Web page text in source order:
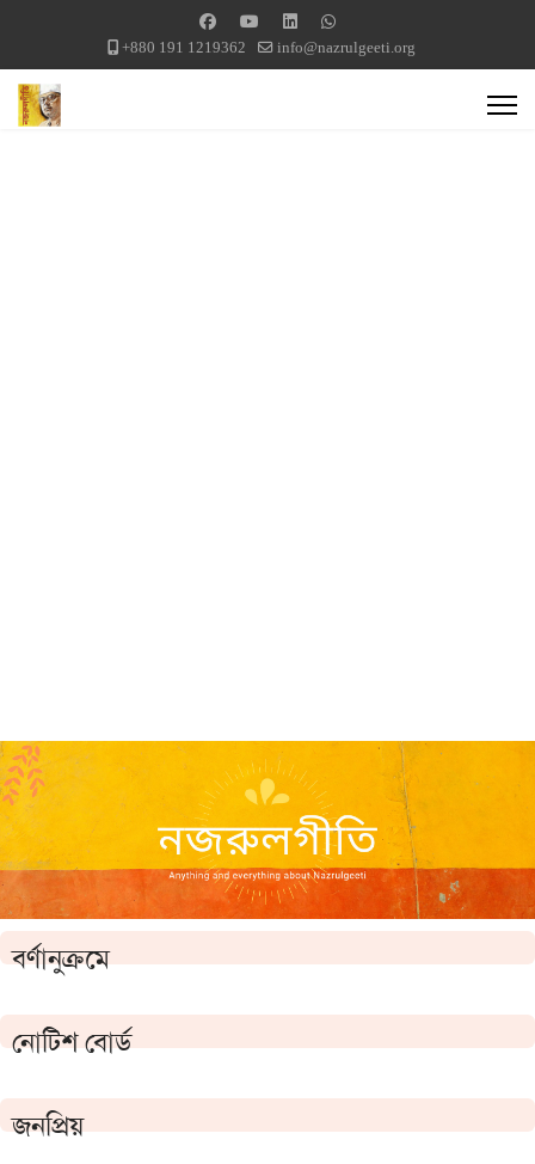
+880 191 1219362 info@nazrulgeeti.org
বর্ণানুক্রমে
নোটিশ বোর্ড
জনপ্রিয়